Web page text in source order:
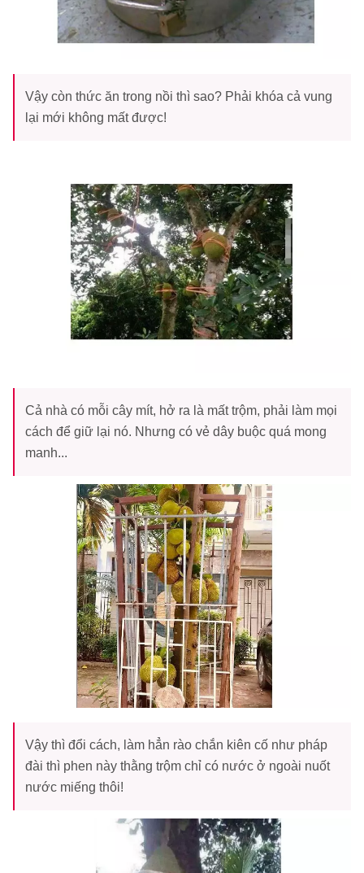
Vậy còn thức ăn trong nồi thì sao? Phải khóa cả vung
lại mới không mất được!
Cả nhà có mỗi cây mít, hở ra là mất trộm, phải làm mọi
cách để giữ lại nó. Nhưng có vẻ dây buộc quá mong
manh...
Vậy thì đổi cách, làm hẳn rào chắn kiên cố như pháp
đài thì phen này thằng trộm chỉ có nước ở ngoài nuốt
nước miếng thôi!